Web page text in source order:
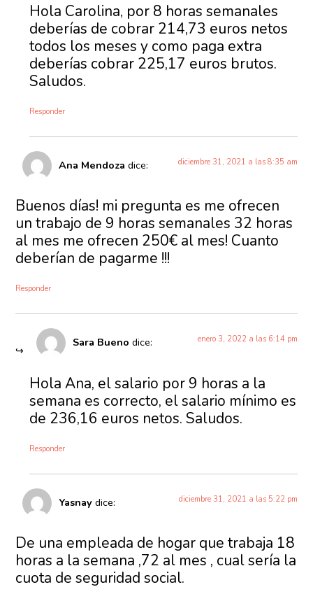
Hola Carolina, por 8 horas semanales
deberías de cobrar 214,73 euros netos
todos los meses y como paga extra
deberías cobrar 225,17 euros brutos.
Saludos.
Responder
Ana Mendoza dice: diciembre 31, 2021 a las 8:35 am
Buenos días! mi pregunta es me ofrecen
un trabajo de 9 horas semanales 32 horas
al mes me ofrecen 250€ al mes! Cuanto
deberían de pagarme !!!
Responder
Sara Bueno dice: enero 3, 2022 a las 6:14 pm
Hola Ana, el salario por 9 horas a la
semana es correcto, el salario mínimo es
de 236,16 euros netos. Saludos.
Responder
Yasnay dice: diciembre 31, 2021 a las 5:22 pm
De una empleada de hogar que trabaja 18
horas a la semana ,72 al mes , cual sería la
cuota de seguridad social.